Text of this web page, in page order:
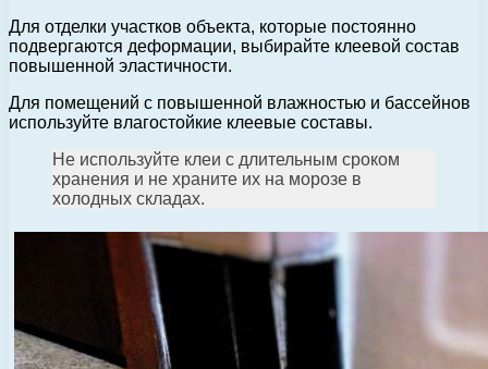
Для отделки участков объекта, которые постоянно
подвергаются деформации, выбирайте клеевой состав
повышенной эластичности.
Для помещений с повышенной влажностью и бассейнов
используйте влагостойкие клеевые составы.
Не используйте клеи с длительным сроком
хранения и не храните их на морозе в
холодных складах.